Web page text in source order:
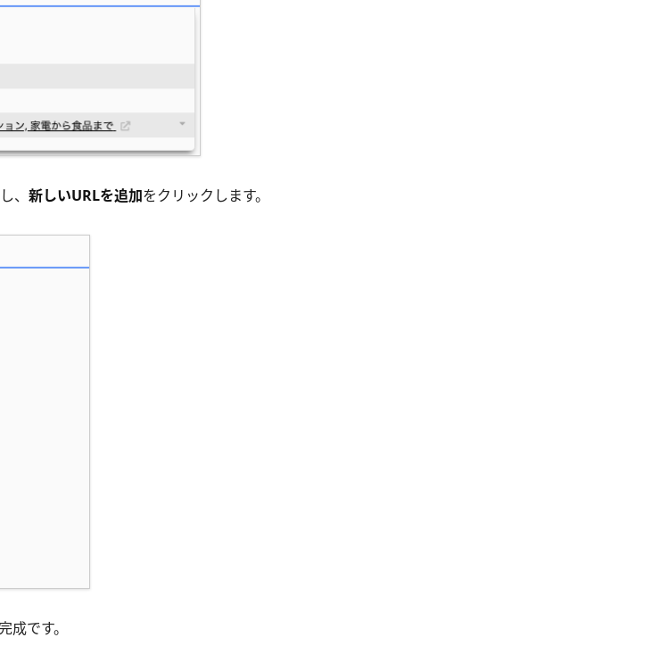
、 新しいURLを追加をクリックします。
成です。